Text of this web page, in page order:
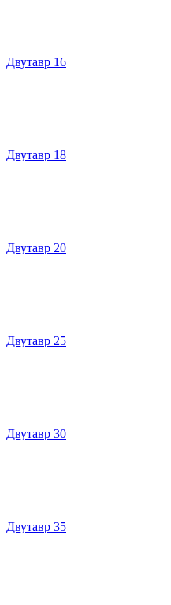
Двутавр 16
Двутавр 18
Двутавр 20
Двутавр 25
Двутавр 30
Двутавр 35